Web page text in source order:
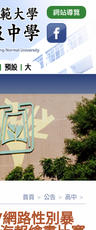
Senior
Normal
預設 大
OF NATIONAL
UNIVERSITY
路性別暴
首頁 > 公告 > 高中 >